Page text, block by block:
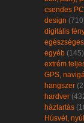
csendes PC
design
digitális
egyéb (145)
extrém
GPS,
hangszer
hardver
háztartás
Húsvét,